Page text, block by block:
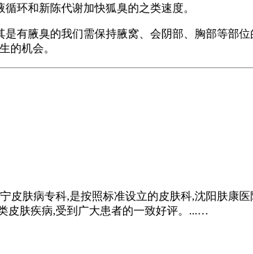
环和新陈代谢加快狐臭的之类速度。
腋臭的我们需保持腋窝、会阴部、胸部等部位
的机会。
肤病专科,是按照标准设立的皮肤科,沈阳肤康
皮肤疾病,受到广大患者的一致好评。...…